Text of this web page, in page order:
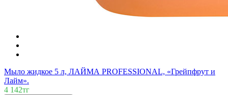
Мыло жидкое 5 л, ЛАЙМА PROFESSIONAL, «Грейпфрут и
Лайм».
4 142тг